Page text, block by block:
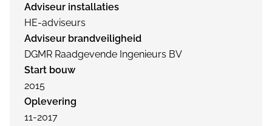
Adviseur installaties
HE-adviseurs
Adviseur brandveiligheid
DGMR Raadgevende Ingenieurs BV
Start bouw
2015
Oplevering
11-2017